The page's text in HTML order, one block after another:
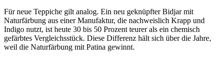
Für neue Teppiche gilt analog. Ein neu geknüpfter Bidjar mit
Naturfärbung aus einer Manufaktur, die nachweislich Krapp und
Indigo nutzt, ist heute 30 bis 50 Prozent teurer als ein chemisch
gefärbtes Vergleichsstück. Diese Differenz hält sich über die Jahre,
weil die Naturfärbung mit Patina gewinnt.